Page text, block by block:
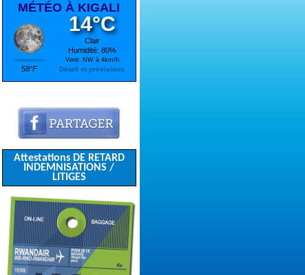
MÉTÉO À KIGALI
58°F
14°C
Clair
Humidité: 80%
Vent: NW à 4km/h
Détail et prévisions
Attestations DE RETARD
INDEMNISATIONS /
LITIGES